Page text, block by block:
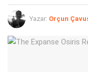
Yazar: Orçun